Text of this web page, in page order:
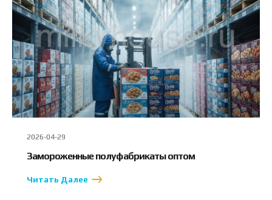
2026-04-29
Замороженные полуфабрикаты оптом
Читать Далее